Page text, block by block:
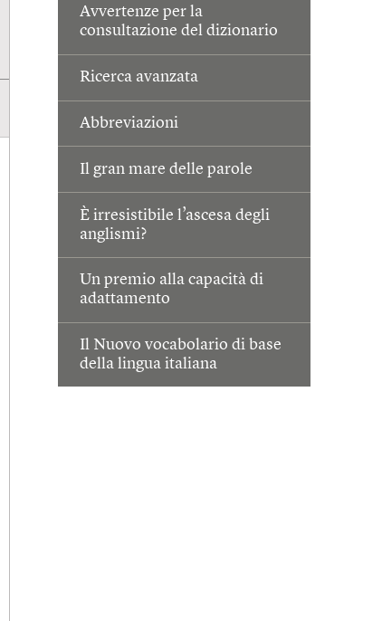
Avvertenze per la
consultazione del dizionario
Ricerca avanzata
Abbreviazioni
Il gran mare delle parole
È irresistibile l’ascesa degli
anglismi?
Un premio alla capacità di
adattamento
Il Nuovo vocabolario di base
della lingua italiana